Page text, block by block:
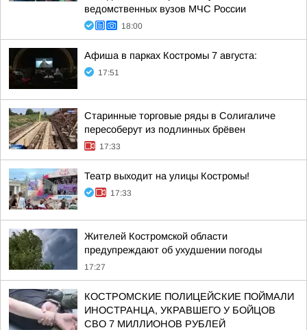
ведомственных вузов МЧС России
18:00
Афиша в парках Костромы 7 августа:
17:51
Старинные торговые ряды в Солигаличе
пересоберут из подлинных брёвен
17:33
Театр выходит на улицы Костромы!
17:33
Жителей Костромской области
предупреждают об ухудшении погоды
17:27
КОСТРОМСКИЕ ПОЛИЦЕЙСКИЕ ПОЙМАЛИ
ИНОСТРАНЦА, УКРАВШЕГО У БОЙЦОВ
СВО 7 МИЛЛИОНОВ РУБЛЕЙ